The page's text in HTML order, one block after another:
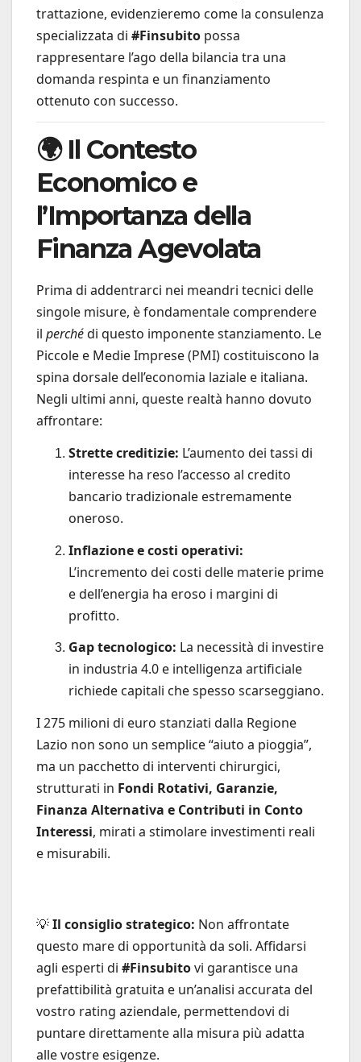
trattazione, evidenzieremo come la consulenza
specializzata di #Finsubito possa
rappresentare l’ago della bilancia tra una
domanda respinta e un finanziamento
ottenuto con successo.
🌍 Il Contesto
Economico e
l’Importanza della
Finanza Agevolata
Prima di addentrarci nei meandri tecnici delle
singole misure, è fondamentale comprendere
il perchédi questo imponente stanziamento. Le
Piccole e Medie Imprese (PMI) costituiscono la
spina dorsale dell’economia laziale e italiana.
Negli ultimi anni, queste realtà hanno dovuto
affrontare:
Strette creditizie: L’aumento dei tassi di
interesse ha reso l’accesso al credito
bancario tradizionale estremamente
oneroso.
Inflazione e costi operativi:
L’incremento dei costi delle materie prime
e dell’energia ha eroso i margini di
profitto.
Gap tecnologico: La necessità di investire
in industria 4.0 e intelligenza artificiale
richiede capitali che spesso scarseggiano.
I 275 milioni di euro stanziati dalla Regione
Lazio non sono un semplice “aiuto a pioggia”,
ma un pacchetto di interventi chirurgici,
strutturati in Fondi Rotativi, Garanzie,
Finanza Alternativa e Contributi in Conto
Interessi, mirati a stimolare investimenti reali
e misurabili.
💡Il consiglio strategico: Non affrontate
questo mare di opportunità da soli. Affidarsi
agli esperti di #Finsubitovi garantisce una
prefattibilità gratuita e un’analisi accurata del
vostro rating aziendale, permettendovi di
puntare direttamente alla misura più adatta
alle vostre esigenze.